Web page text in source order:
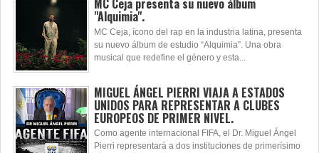
MC Ceja presenta su nuevo álbum
"Alquimia".
MC Ceja, ícono del rap en la industria latina, presenta
su nuevo álbum de estudio “Alquimia”. Una obra
musical que redefine el género y esta...
MIGUEL ÁNGEL PIERRI VIAJA A ESTADOS
UNIDOS PARA REPRESENTAR A CLUBES
EUROPEOS DE PRIMER NIVEL.
Como agente internacional FIFA, el Dr. Miguel Ángel
Pierri representará a dos instituciones de primerísimo